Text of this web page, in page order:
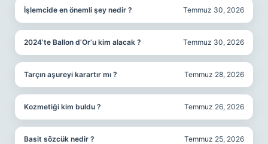
İşlemcide en önemli şey nedir ? Temmuz 30, 2026
2024’te Ballon d’Or’u kim alacak ? Temmuz 30, 2026
Tarçın aşureyi karartır mı ? Temmuz 28, 2026
Kozmetiği kim buldu ? Temmuz 26, 2026
Basit sözcük nedir ? Temmuz 25, 2026